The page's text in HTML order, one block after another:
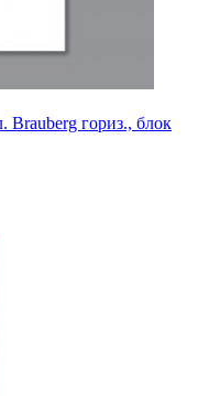
Brauberg гориз., блок